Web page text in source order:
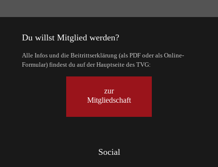
Du willst Mitglied werden?
Alle Infos und die Beitrittserklärung (als PDF oder als Online-
Formular) findest du auf der Hauptseite des TVG:
zur
Mitgliedschaft
Social